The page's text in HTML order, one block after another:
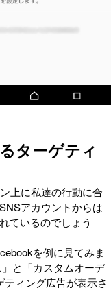
ターゲティ
上に私達の行動に合
アカウントからは
ているのでしょう
を例に見てみま
と「カスタムオーデ
ィング広告が表示さ